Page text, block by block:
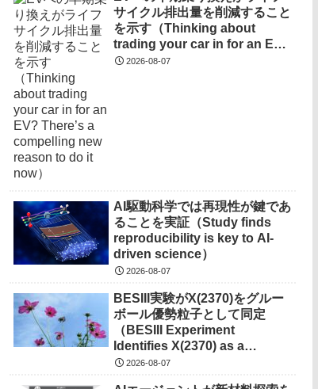
サイクル排出量を削減すること
を示す（Thinking about
trading your car in for an EV?
There’s a compelling new
2026-08-07
AI駆動科学では再現性が鍵であ
ることを実証（Study finds
reproducibility is key to AI-
driven science）
2026-08-07
BESIII実験がX(2370)をグルー
ボール優勢粒子として同定
（BESIII Experiment
Identifies X(2370) as a
Glueball Dominated
2026-08-07